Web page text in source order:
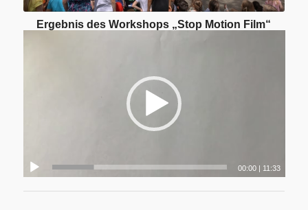
Ergebnis des Workshops „Stop Motion Film“
00:00 | 11:33